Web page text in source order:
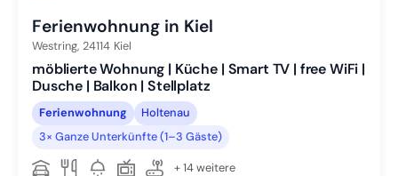
Ferienwohnung in Kiel
Westring, 24114 Kiel
möblierte Wohnung | Küche | Smart TV | free WiFi |
Dusche | Balkon | Stellplatz
Ferienwohnung
Holtenau
3× Ganze Unterkünfte (1–3 Gäste)
+ 14 weitere